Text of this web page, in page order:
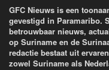
GFC Nieuws is een
gevestigd in Paramaribo.
betrouwbaar nieuws,
op Suriname en de
redactie bestaat uit
zowel Suriname als